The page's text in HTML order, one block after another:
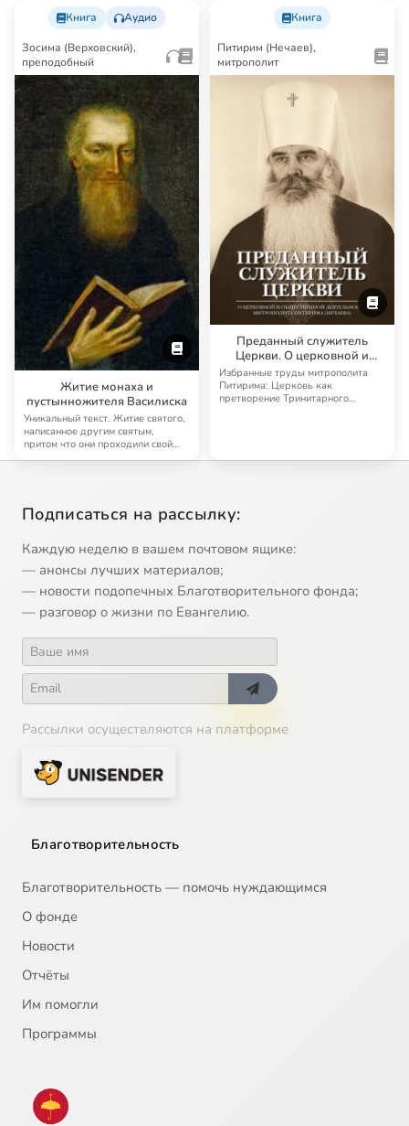
Книга Аудио
Зосима (Верховский),
преподобный
Житие монаха и
пустынножителя Василиска
Уникальный текст. Житие святого,
написанное другим святым,
притом что они проходили свой
Книга
Питирим (Нечаев),
митрополит
Преданный служитель
Церкви. О церковной и
общественной деятельности
митрополита Питирима
(Нечаева)
Избранные труды митрополита
Питирима: Церковь как
претворение Тринитарного
Подписаться на рассылку:
Каждую неделю в вашем почтовом ящике:
— анонсы лучших материалов;
— новости подопечных Благотворительного фонда;
— разговор о жизни по Евангелию.
Рассылки осуществляются на платформе
Благотворительность
Благотворительность — помочь нуждающимся
О фонде
Новости
Отчёты
Им помогли
Программы